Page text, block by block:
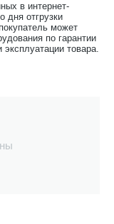
в интернет-
дня отгрузки
может
по гарантии
товара.